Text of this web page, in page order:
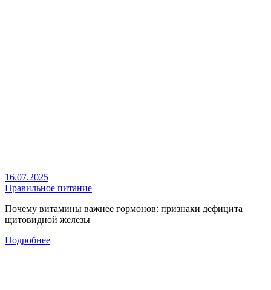
16.07.2025
Правильное питание
Почему витамины важнее гормонов: признаки дефицита
щитовидной железы
Подробнее